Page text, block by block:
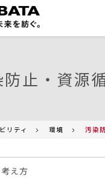
防止・資源
リティ 環境 汚染
え方